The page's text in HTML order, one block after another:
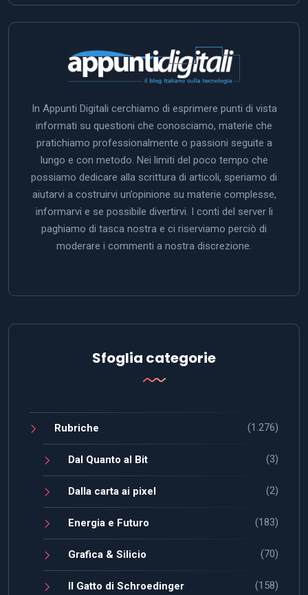
In Appunti Digitali cerchiamo di esprimere punti di vista
informati su questioni che conosciamo, materie che
pratichiamo professionalmente o passioni seguite a
lungo e con metodo. Nei limiti del poco tempo che
possiamo dedicare alla scrittura di articoli, speriamo di
aiutarvi a costruirvi un’opinione su materie complesse,
informarvi e se possibile divertirvi. I conti del server li
paghiamo di tasca nostra e ci riserviamo perciò di
moderare i commenti a nostra discrezione.
Sfoglia categorie
Rubriche (1.276)
Dal Quanto al Bit (3)
Dalla carta ai pixel (2)
Energia e Futuro (183)
Grafica & Silicio (70)
Il Gatto di Schroedinger (158)